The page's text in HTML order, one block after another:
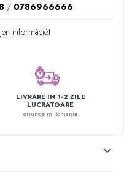
/ 0786966666
információt
LIVRARE IN 1-2 ZILE
LUCRATOARE
oriunde in Romania